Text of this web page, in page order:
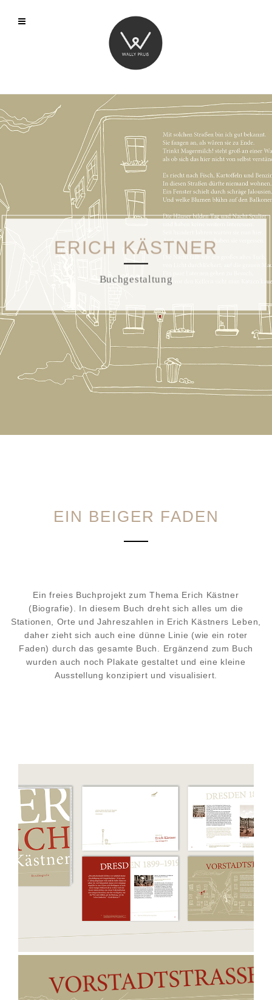
ERICH KÄSTNER
Buchgestaltung
EIN BEIGER FADEN
Ein freies Buchprojekt zum Thema Erich Kästner
(Biografie). In diesem Buch dreht sich alles um die
Stationen, Orte und Jahreszahlen in Erich Kästners Leben,
daher zieht sich auch eine dünne Linie (wie ein roter
Faden) durch das gesamte Buch. Ergänzend zum Buch
wurden auch noch Plakate gestaltet und eine kleine
Ausstellung konzipiert und visualisiert.